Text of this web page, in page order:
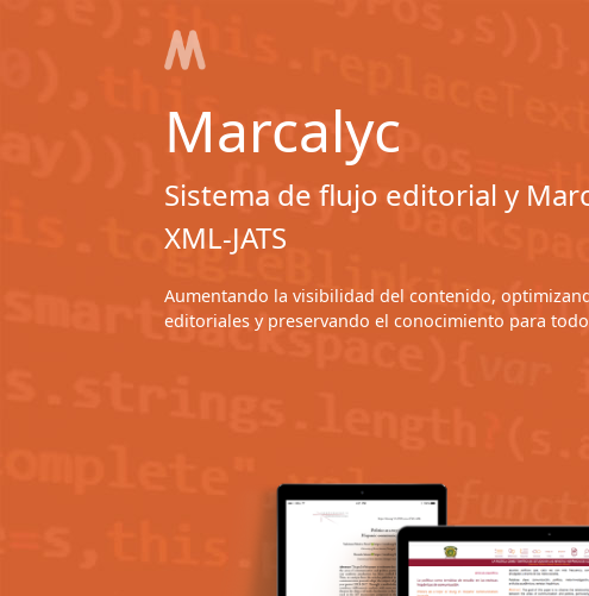
Marcalyc
Sistema de flujo editorial y
XML-JATS
Aumentando la visibilidad del contenido,
editoriales y preservando el conocimiento para